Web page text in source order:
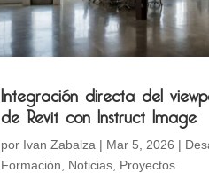
Integración directa del
de Revit con Instruct Image
por Ivan Zabalza | Mar 5, 2026 |
Formación
Noticias Proyectos